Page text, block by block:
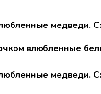
влюбленные